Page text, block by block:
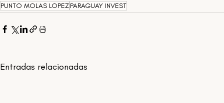
PUNTO MOLAS LOPEZPARAGUAY INVEST
Entradas relacionadas